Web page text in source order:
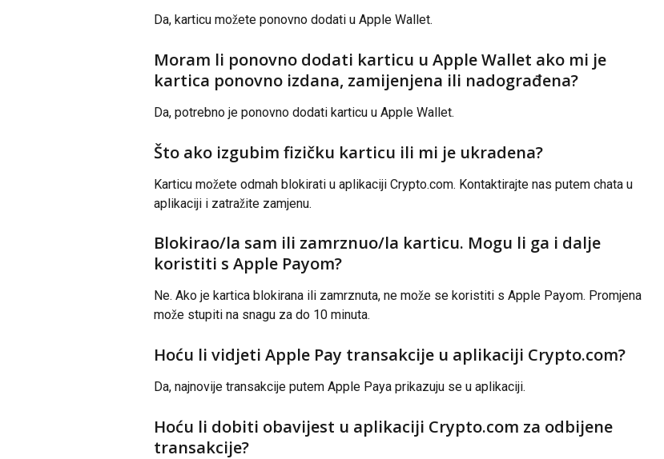
Da, karticu možete ponovno dodati u Apple Wallet.
Moram li ponovno dodati karticu u Apple Wallet ako mi je
kartica ponovno izdana, zamijenjena ili nadograđena?
Da, potrebno je ponovno dodati karticu u Apple Wallet.
Što ako izgubim fizičku karticu ili mi je ukradena?
Karticu možete odmah blokirati u aplikaciji Crypto.com. Kontaktirajte nas putem chata u
aplikaciji i zatražite zamjenu.
Blokirao/la sam ili zamrznuo/la karticu. Mogu li ga i dalje
koristiti s Apple Payom?
Ne. Ako je kartica blokirana ili zamrznuta, ne može se koristiti s Apple Payom. Promjena
može stupiti na snagu za do 10 minuta.
Hoću li vidjeti Apple Pay transakcije u aplikaciji Crypto.com?
Da, najnovije transakcije putem Apple Paya prikazuju se u aplikaciji.
Hoću li dobiti obavijest u aplikaciji Crypto.com za odbijene
transakcije?